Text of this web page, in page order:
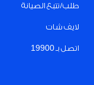
طلب/تتبع الصيانة
لايف شات
اتصل بـ 19900